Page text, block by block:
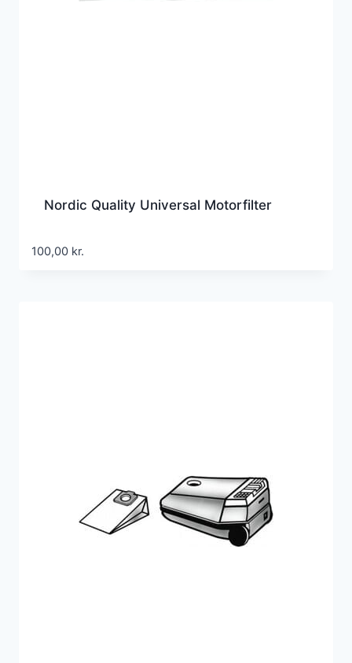
Nordic Quality Universal Motorfilter
100,00 kr.